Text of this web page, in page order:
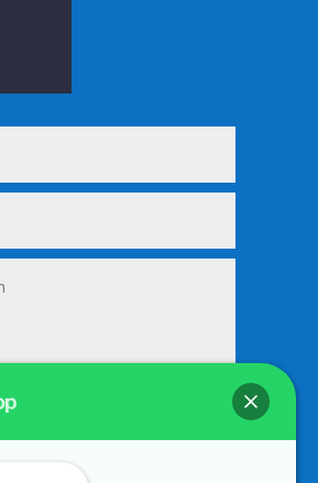
11 + 2=